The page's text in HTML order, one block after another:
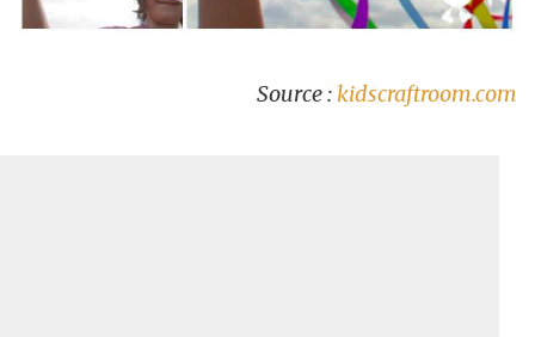
Source : kidscraftroom.com